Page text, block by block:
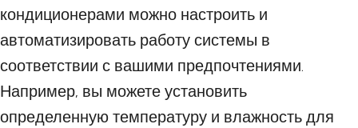
кондиционерами можно настроить и
автоматизировать работу системы в
соответствии с вашими предпочтениями.
Например, вы можете установить
определенную температуру и влажность для